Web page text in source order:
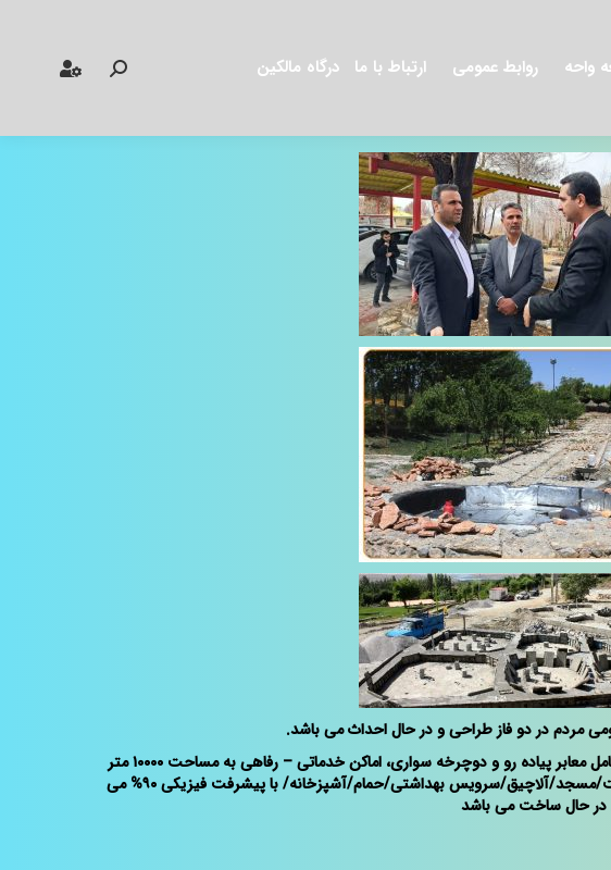
واحه روابط عمومی ارتباط با ما درگاه مالکین جستجو:
مردم در دو فاز طراحی و در حال احداث می باشد.
فاز نخست این طرح در عرصه ای به مساحت ۵ هکتار و شامل معابر پیاده رو و دوچرخه سواری، اماکن خدماتی – رفاهی به مساحت ۱۰۰۰۰ متر
مربع و اقامتی با زیربنای ۱۰۰۰ متر مربع شامل اقامتگاه موقت/مسجد/آلاچیق/سرویس بهداشتی/حمام/آشپزخانه/ با پیشرفت فیزیکی ۹۰% می
در حال ساخت می باشد